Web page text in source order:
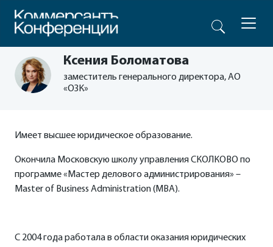
Ксения Боломатова
заместитель генерального директора, АО
«ОЗК»
Имеет высшее юридическое образование.
Окончила Московскую школу управления СКОЛКОВО по
программе «Мастер делового администрирования» –
Master of Business Administration (MBA).
С 2004 года работала в области оказания юридических